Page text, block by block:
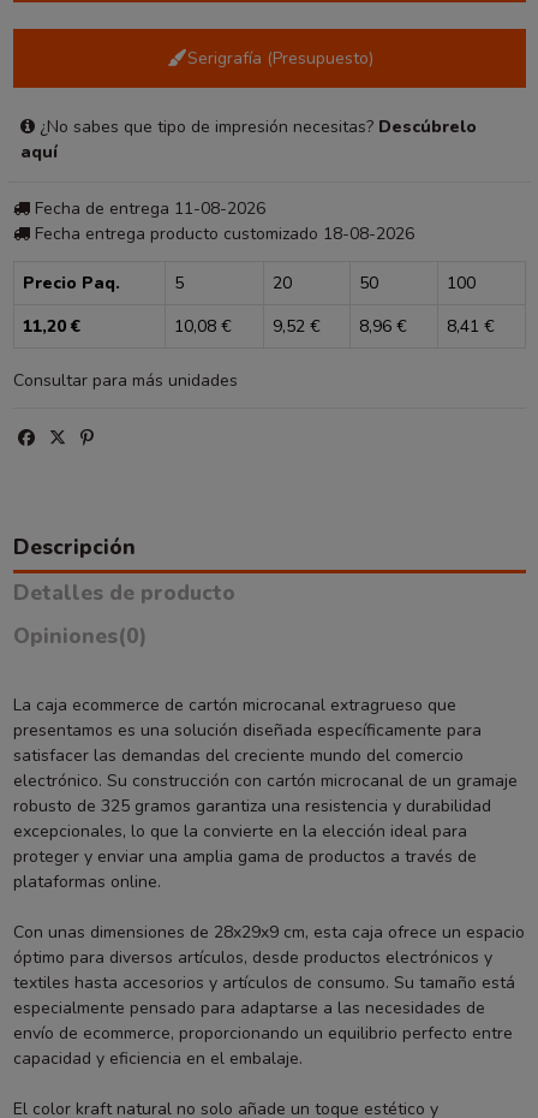
Serigrafía (Presupuesto)
¿No sabes que tipo de impresión necesitas?Descúbrelo
aquí
Fecha de entrega 11-08-2026
Fecha entrega producto customizado 18-08-2026
Precio Paq. 5 20 50
100
11,20 €
10,08 € 9,52 € 8,96 € 8,41 €
Consultar para más unidades
Descripción
Detalles de producto
Opiniones(0)
La caja ecommerce de cartón microcanal extragrueso que
presentamos es una solución diseñada específicamente para
satisfacer las demandas del creciente mundo del comercio
electrónico. Su construcción con cartón microcanal de un gramaje
robusto de 325 gramos garantiza una resistencia y durabilidad
excepcionales, lo que la convierte en la elección ideal para
proteger y enviar una amplia gama de productos a través de
plataformas online.
Con unas dimensiones de 28x29x9 cm, esta caja ofrece un espacio
óptimo para diversos artículos, desde productos electrónicos y
textiles hasta accesorios y artículos de consumo. Su tamaño está
especialmente pensado para adaptarse a las necesidades de
envío de ecommerce, proporcionando un equilibrio perfecto entre
capacidad y eficiencia en el embalaje.
El color kraft natural no solo añade un toque estético y